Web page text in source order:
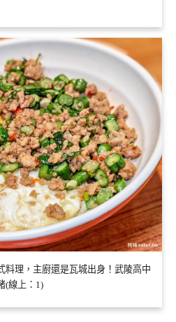
料理，主廚還是瓦城出身！武陵高中
(線上：1)